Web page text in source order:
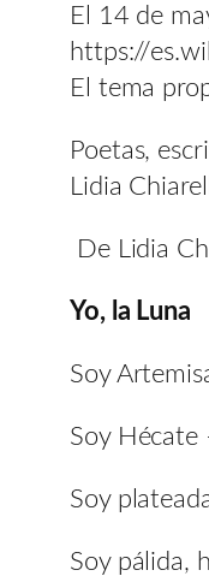
El 14 de
https://
El tema
Poetas,
Lidia
De Lidia
Yo, la Luna
Soy
Soy Hécate
Soy
Soy pálida,